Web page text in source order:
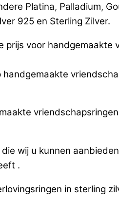
Platina, Palladium,
925 en Sterling Zilver.
voor
wij u kunnen
.
in sterling